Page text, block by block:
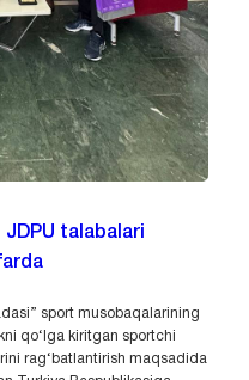
talabalari
sport musobaqalarining
qo‘lga kiritgan sportchi
rag‘batlantirish maqsadida